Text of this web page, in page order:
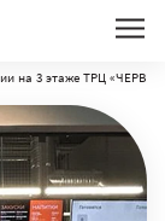
на 3 этаже ТРЦ